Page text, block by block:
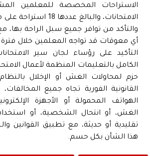
الاستراحات المخصصة للمعلمين
الامتحانات، والبالغ
والتأكد من توافر جميع سبل الراحة بها،
أي معوقات قد تواجه المعلمين خلال فترة
التأكيد على رؤساء لجان سير
الكامل بالتعليمات المنظمة لأعمال
حزم لمحاولات الغش أو الإخلال
القانونية الفورية تجاه جميع
الهواتف المحمولة أو الأجهزة
الغش، أو انتحال الشخصية، أو
تقليدية أو حديثة، مع تطبيق القوانين
هذا الشأن بكل حسم.